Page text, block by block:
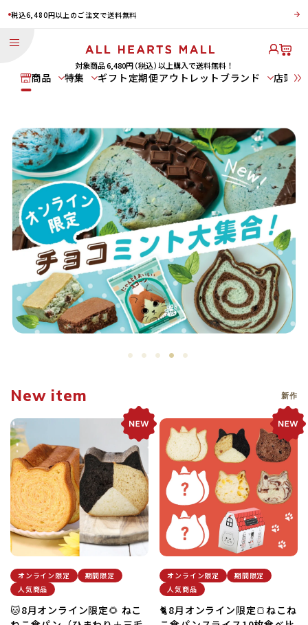
対象商品 6,480円（税込）以上購⼊で送料無料！
商品
商品
パン
食パン
惣菜パン
スイーツ
特集
特集
新商品
鬼滅の刃 コラボ商品
NEKO NEKO Summer Vacation ～喫茶ねこねこ～
チョコミント商品
GUILTY'S
期間限定ねこねこ食パン
ギフト 定期便アウトレット ブランド
ブランド
Heart Bread
ANTIQUE
ねこねこ食
パン
ねこねこチー
ズケーキ
世にもおいし
い
PASTEL GUILTY'S
店頭受
税込6,480円以上のご注文で送料無料
New item 新作
オンライン限定
期間限定
人気商品
🐱8月オンライン限定🌻 ねこ
オンライン限定
期間限定
人気商品
🐈8月オンライン限定🍞ねこね